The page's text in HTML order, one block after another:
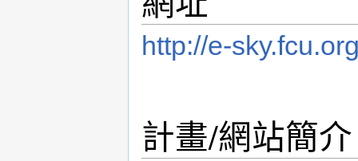
http://e-
計畫/網站簡介